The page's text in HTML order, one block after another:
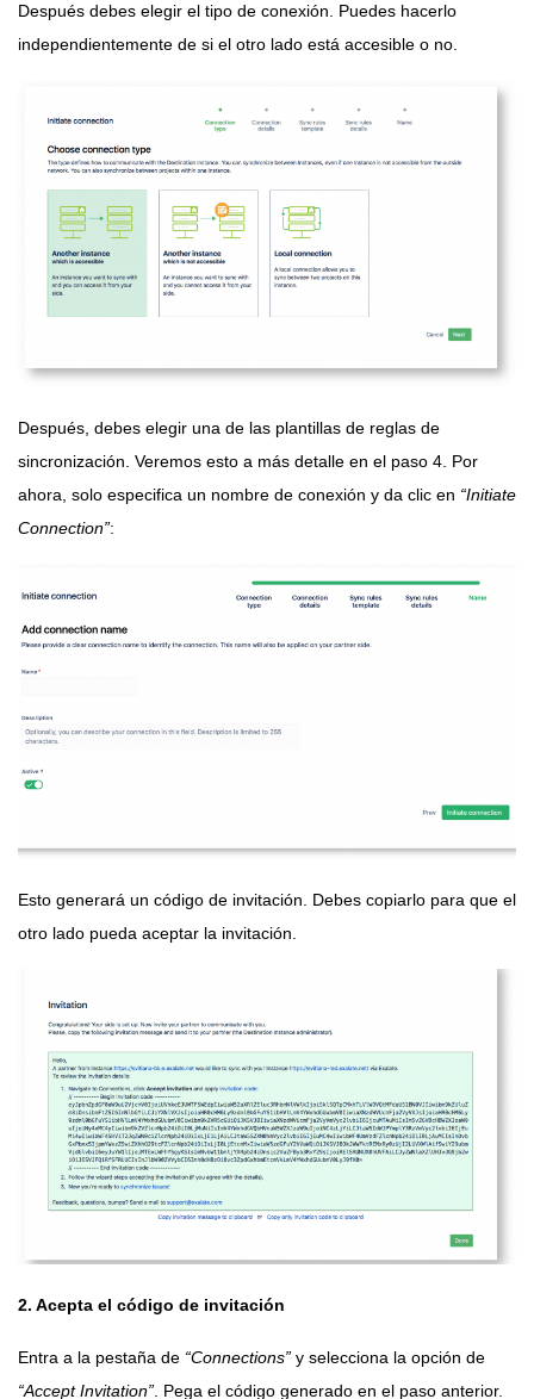
Después debes elegir el tipo de conexión. Puedes hacerlo
independientemente de si el otro lado está accesible o no.
Después, debes elegir una de las plantillas de reglas de
sincronización. Veremos esto a más detalle en el paso 4. Por
ahora, solo especifica un nombre de conexión y da clic en “Initiate
Connection”:
Esto generará un código de invitación. Debes copiarlo para que el
otro lado pueda aceptar la invitación.
2. Acepta el código de invitación
Entra a la pestaña de “Connections” y selecciona la opción de
“Accept Invitation” . Pega el código generado en el paso anterior.